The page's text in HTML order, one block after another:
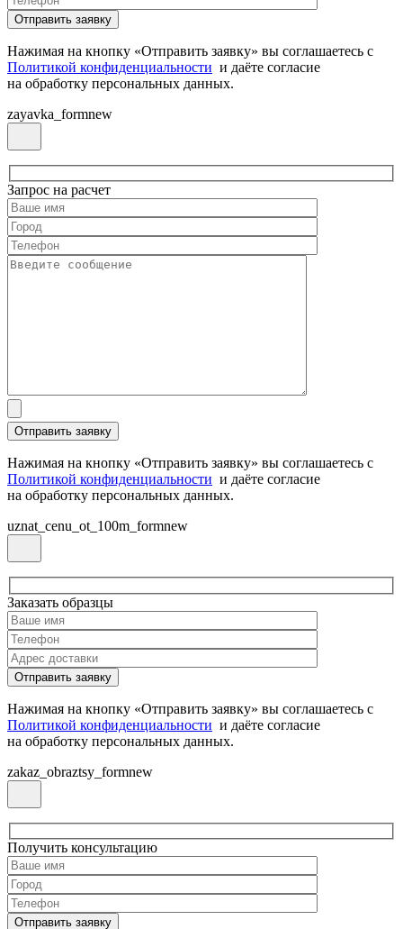
Нажимая на кнопку «Отправить заявку» вы соглашаетесь с
Политикой конфиденциальности и даёте согласие
на обработку персональных данных.
zayavka_formnew
Запрос на расчет
Нажимая на кнопку «Отправить заявку» вы соглашаетесь с
Политикой конфиденциальности и даёте согласие
на обработку персональных данных.
uznat_cenu_ot_100m_formnew
Заказать образцы
Нажимая на кнопку «Отправить заявку» вы соглашаетесь с
Политикой конфиденциальности и даёте согласие
на обработку персональных данных.
zakaz_obraztsy_formnew
Получить консультацию